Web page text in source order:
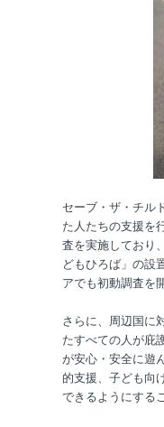
セーブ・ザ・チル
た人たちの支援を
査を実施しており
どもひろば」の設
アでも初動調査を
さらに、周辺国に
たすべての人が庇
が安心・安全に遊
的支援、子ども向
できるようにする